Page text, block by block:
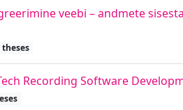
veebi – andmete
Recording Software